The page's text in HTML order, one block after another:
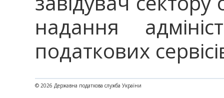
надання
податкових
© 2026 Державна податкова служба України